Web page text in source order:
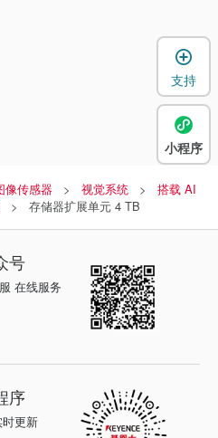
像传感器 视觉系统
搭载 AI
存储器扩展单元 4 TB
号
在线服务
序
更新
支持
小程序